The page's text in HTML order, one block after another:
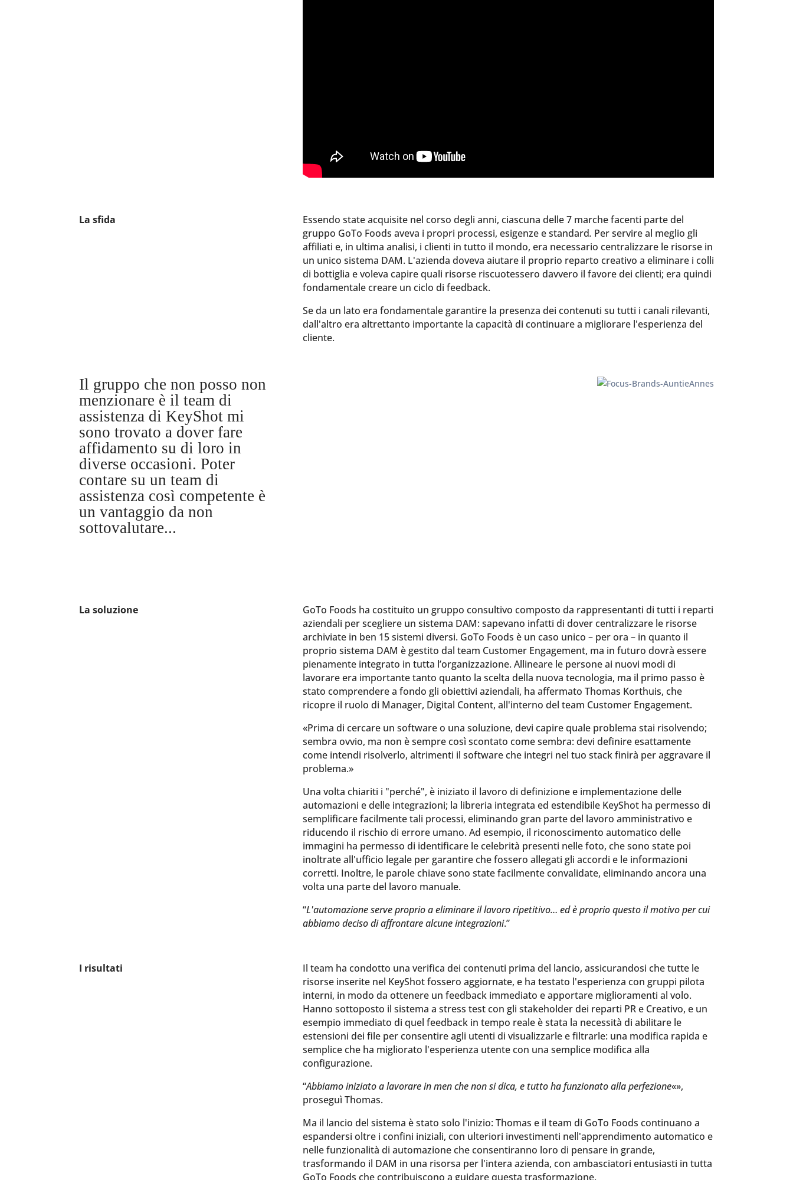
La sfida
Essendo state acquisite nel corso degli anni, ciascuna delle 7 marche facenti parte del
gruppo GoTo Foods aveva i propri processi, esigenze e standard. Per servire al meglio gli
affiliati e, in ultima analisi, i clienti in tutto il mondo, era necessario centralizzare le risorse in
un unico sistema DAM. L'azienda doveva aiutare il proprio reparto creativo a eliminare i colli
di bottiglia e voleva capire quali risorse riscuotessero davvero il favore dei clienti; era quindi
fondamentale creare un ciclo di feedback.
Se da un lato era fondamentale garantire la presenza dei contenuti su tutti i canali rilevanti,
dall'altro era altrettanto importante la capacità di continuare a migliorare l'esperienza del
cliente.
Il gruppo che non posso non
menzionare è il team di
assistenza di KeyShot mi
sono trovato a dover fare
affidamento su di loro in
diverse occasioni. Poter
contare su un team di
assistenza così competente è
un vantaggio da non
sottovalutare...
La soluzione
GoTo Foods ha costituito un gruppo consultivo composto da rappresentanti di tutti i reparti
aziendali per scegliere un sistema DAM: sapevano infatti di dover centralizzare le risorse
archiviate in ben 15 sistemi diversi. GoTo Foods è un caso unico – per ora – in quanto il
proprio sistema DAM è gestito dal team Customer Engagement, ma in futuro dovrà essere
pienamente integrato in tutta l’organizzazione. Allineare le persone ai nuovi modi di
lavorare era importante tanto quanto la scelta della nuova tecnologia, ma il primo passo è
stato comprendere a fondo gli obiettivi aziendali, ha affermato Thomas Korthuis, che
ricopre il ruolo di Manager, Digital Content, all'interno del team Customer Engagement.
«Prima di cercare un software o una soluzione, devi capire quale problema stai risolvendo;
sembra ovvio, ma non è sempre così scontato come sembra: devi definire esattamente
come intendi risolverlo, altrimenti il software che integri nel tuo stack finirà per aggravare il
problema.»
Una volta chiariti i "perché", è iniziato il lavoro di definizione e implementazione delle
automazioni e delle integrazioni; la libreria integrata ed estendibile KeyShot ha permesso di
semplificare facilmente tali processi, eliminando gran parte del lavoro amministrativo e
riducendo il rischio di errore umano. Ad esempio, il riconoscimento automatico delle
immagini ha permesso di identificare le celebrità presenti nelle foto, che sono state poi
inoltrate all'ufficio legale per garantire che fossero allegati gli accordi e le informazioni
corretti. Inoltre, le parole chiave sono state facilmente convalidate, eliminando ancora una
volta una parte del lavoro manuale.
“L'automazione serve proprio a eliminare il lavoro ripetitivo… ed è proprio questo il motivo per cui
abbiamo deciso di affrontare alcune integrazioni.”
I risultati
Il team ha condotto una verifica dei contenuti prima del lancio, assicurandosi che tutte le
risorse inserite nel KeyShot fossero aggiornate, e ha testato l'esperienza con gruppi pilota
interni, in modo da ottenere un feedback immediato e apportare miglioramenti al volo.
Hanno sottoposto il sistema a stress test con gli stakeholder dei reparti PR e Creativo, e un
esempio immediato di quel feedback in tempo reale è stata la necessità di abilitare le
estensioni dei file per consentire agli utenti di visualizzarle e filtrarle: una modifica rapida e
semplice che ha migliorato l'esperienza utente con una semplice modifica alla
configurazione.
“Abbiamo iniziato a lavorare in men che non si dica, e tutto ha funzionato alla perfezione«»,
proseguì Thomas.
Ma il lancio del sistema è stato solo l'inizio: Thomas e il team di GoTo Foods continuano a
espandersi oltre i confini iniziali, con ulteriori investimenti nell'apprendimento automatico e
nelle funzionalità di automazione che consentiranno loro di pensare in grande,
trasformando il DAM in una risorsa per l'intera azienda, con ambasciatori entusiasti in tutta
GoTo Foods che contribuiscono a guidare questa trasformazione.